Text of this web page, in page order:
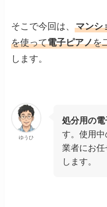
そこで今回は、マンシ
を使って電子ピアノを
します。
ゆうひ
処分用の
す。使用
業者にお
します。